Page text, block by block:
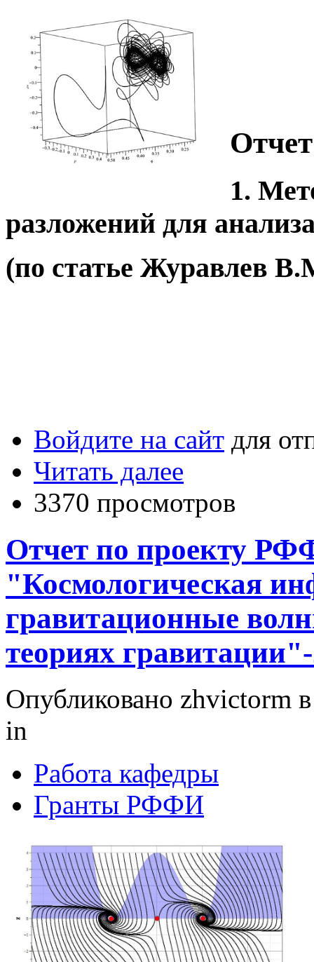
1.
разложений для
(по статье Журавлев
Войдите на сайт для
Читать далее
3370 просмотров
Отчет по проекту
"Космологическая
гравитационные
теориях
Опубликовано zhvictorm
in
Работа кафедры
Гранты РФФИ